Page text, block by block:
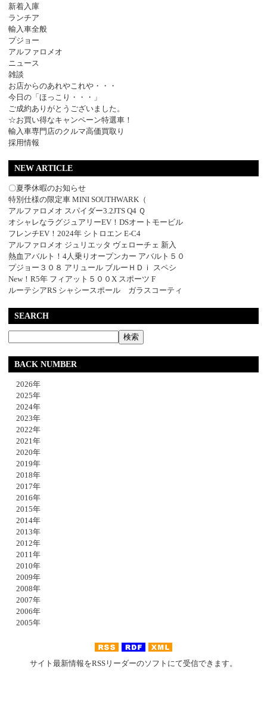
新着入庫
ランチア
輸入車全般
プジョー
アルファロメオ
ニュース
雑談
お店からのあれやこれや・・・
今日の「ほっこり・・・」
ご成約ありがとうございました。
☆お買い得なキャンペーン特選車！
輸入車専門店のクルマ高価買取り
採用情報
NEW ARTICLE
〇夏季休暇のお知らせ
特別仕様の限定車 MINI SOUTHWARK（
アルファロメオ スパイダー3.2JTS Q4 Ｑ
オシャレなラグジュアリーEV！DSオートモービル
フレンチEV！2024年 シトロエン E-C4
アルファロメオ ジュリエッタ ヴェローチェ 新入
熱血アバルト！4人乗りオープンカー アバルト５０
プジョー３０８ アリュール ブルーＨＤｉ スペシ
New！R5年 フィアット５００X スポーツ F
ルーテシアRS シャシースポール ガラスコーティ
SEARCH
BACK NUMBER
2026年
2025年
2024年
2023年
2022年
2021年
2020年
2019年
2018年
2017年
2016年
2015年
2014年
2013年
2012年
2011年
2010年
2009年
2008年
2007年
2006年
2005年
サイト最新情報をRSSリーダーのソフトにて受信できます。